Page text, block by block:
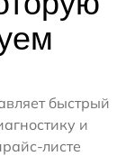
быстрый
и
листе